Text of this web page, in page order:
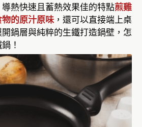
熱快速且蓄熱效果佳的特點煎雞
的原汁原味 ，還可以直接端上桌
鍋層與純粹的生鐵打造鍋壁，怎
！